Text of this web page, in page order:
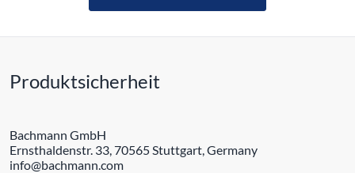
Produktsicherheit
Bachmann GmbH
Ernsthaldenstr. 33, 70565 Stuttgart, Germany
info@bachmann.com